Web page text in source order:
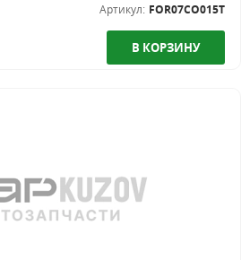
Артикул: FOR07CO015T